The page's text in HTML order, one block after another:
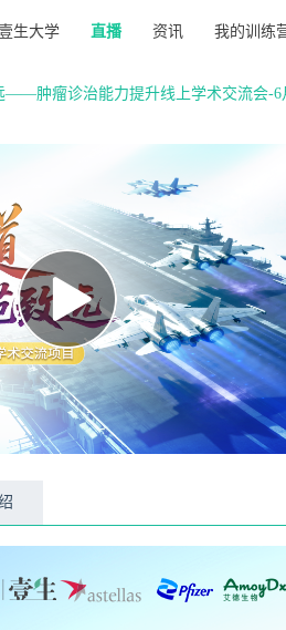
壹生大学 直播 资讯 我的训练
——肿瘤诊治能力提升线上学术交流会-6